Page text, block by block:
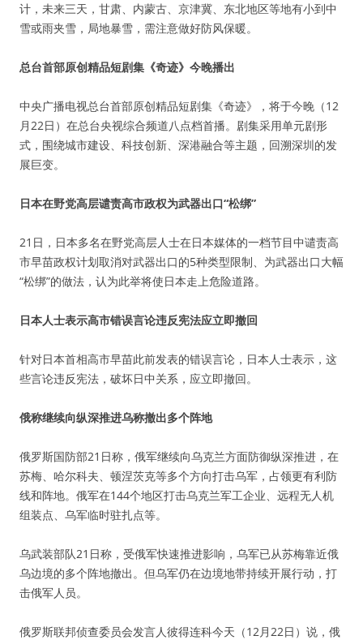
计，未来三天，甘肃、内蒙古、京津冀、东北地区等地有小到中
雪或雨夹雪，局地暴雪，需注意做好防风保暖。
总台首部原创精品短剧集《奇迹》今晚播出
中央广播电视总台首部原创精品短剧集《奇迹》，将于今晚（12
月22日）在总台央视综合频道八点档首播。剧集采用单元剧形
式，围绕城市建设、科技创新、深港融合等主题，回溯深圳的发
展巨变。
日本在野党高层谴责高市政权为武器出口“松绑”
21日，日本多名在野党高层人士在日本媒体的一档节目中谴责高
市早苗政权计划取消对武器出口的5种类型限制、为武器出口大幅
“松绑”的做法，认为此举将使日本走上危险道路。
日本人士表示高市错误言论违反宪法应立即撤回
针对日本首相高市早苗此前发表的错误言论，日本人士表示，这
些言论违反宪法，破坏日中关系，应立即撤回。
俄称继续向纵深推进乌称撤出多个阵地
俄罗斯国防部21日称，俄军继续向乌克兰方面防御纵深推进，在
苏梅、哈尔科夫、顿涅茨克等多个方向打击乌军，占领更有利防
线和阵地。俄军在144个地区打击乌克兰军工企业、远程无人机
组装点、乌军临时驻扎点等。
乌武装部队21日称，受俄军快速推进影响，乌军已从苏梅靠近俄
乌边境的多个阵地撤出。但乌军仍在边境地带持续开展行动，打
击俄军人员。
俄罗斯联邦侦查委员会发言人彼得连科今天（12月22日）说，俄